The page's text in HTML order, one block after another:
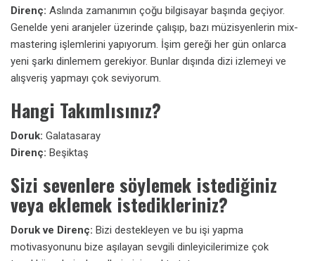
Direnç: Aslında zamanımın çoğu bilgisayar başında geçiyor.
Genelde yeni aranjeler üzerinde çalışıp, bazı müzisyenlerin mix-
mastering işlemlerini yapıyorum. İşim gereği her gün onlarca
yeni şarkı dinlemem gerekiyor. Bunlar dışında dizi izlemeyi ve
alışveriş yapmayı çok seviyorum.
Hangi Takımlısınız?
Doruk: Galatasaray
Direnç: Beşiktaş
Sizi sevenlere söylemek istediğiniz
veya eklemek istedikleriniz?
Doruk ve Direnç: Bizi destekleyen ve bu işi yapma
motivasyonunu bize aşılayan sevgili dinleyicilerimize çok